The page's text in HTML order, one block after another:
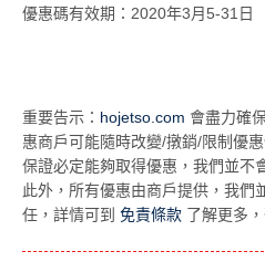
優惠碼有效期：2020年3月5-31日
重要告示： hojetso.com 會盡力確
惠商戶可能隨時改變/撴銷/限制優
保證必定能夠取得優惠，我們並不
此外，所有優惠由商戶提供，我們
任，詳情可到 免責條款 了解更多